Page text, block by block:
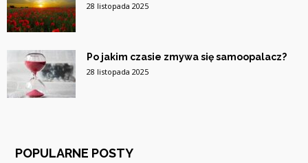
28 listopada 2025
Po jakim czasie zmywa się samoopalacz?
28 listopada 2025
POPULARNE POSTY